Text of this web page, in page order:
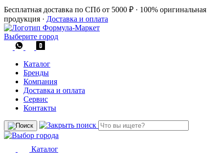
Бесплатная доставка по СПб от 5000 ₽ · 100% оригинальная
продукция · Доставка и оплата
Выберите город
Каталог
Бренды
Компания
Доставка и оплата
Сервис
Контакты
Каталог